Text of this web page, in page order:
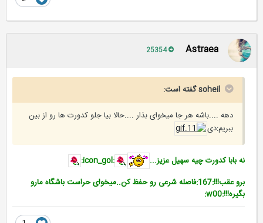
Astraea
soheil گفته است:
دهه ....باشه هر جا میخوای بذار ....حالا بیا جلو کدورت ها رو از بین
ببریم:دی
نه بابا کدورت چیه سهیل عزیز...
:icon_gol:
برو عقب!!!:167:فاصله شرعی رو حفظ کن..میخوای حراست باشگاه مارو
بگیره!!!:w00: